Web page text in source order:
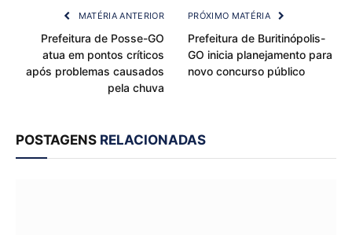
MATÉRIA ANTERIOR
Prefeitura de Posse-GO
atua em pontos críticos
após problemas causados
pela chuva
PRÓXIMO MATÉRIA
Prefeitura de Buritinópolis-
GO inicia planejamento para
novo concurso público
POSTAGENS RELACIONADAS